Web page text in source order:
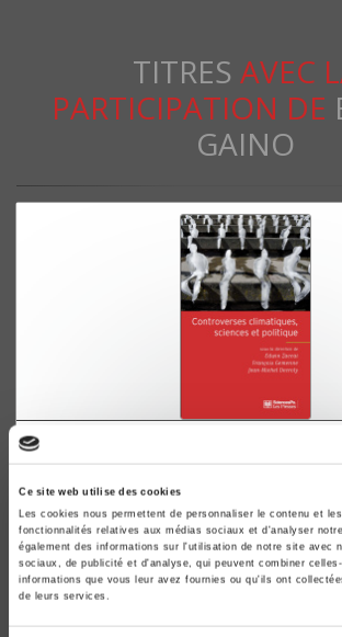
Ce site web utilise des cookies
Les cookies nous permettent de personnaliser le contenu et
fonctionnalités relatives aux médias sociaux et d'analyser
également des informations sur l'utilisation de notre site avec
sociaux, de publicité et d'analyse, qui peuvent combiner
informations que vous leur avez fournies ou qu'ils ont
de leurs services.
TITRES AVEC
PARTICIPATION DE
GAINO
Controverses climatiques,